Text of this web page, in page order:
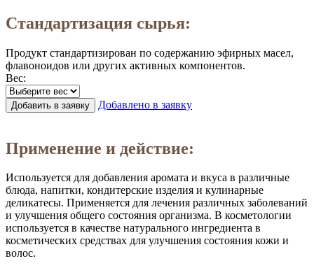
Стандартизация сырья:
Продукт стандартизирован по содержанию эфирных масел,
флавоноидов или других активных компонентов.
Вес:
Добавить в заявку
Добавлено в заявку
Применение и действие:
Используется для добавления аромата и вкуса в различные
блюда, напитки, кондитерские изделия и кулинарные
деликатесы. Применяется для лечения различных заболеваний
и улучшения общего состояния организма. В косметологии
используется в качестве натурального ингредиента в
косметических средствах для улучшения состояния кожи и
волос.